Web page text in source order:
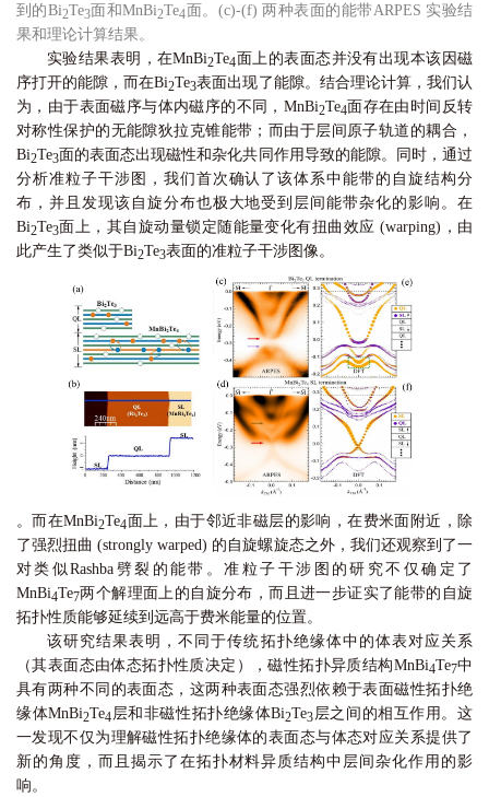
到的Bi2Te3面和MnBi2Te4面。(c)-(f) 两种表面的能带ARPES 实验结
果和理论计算结果。
实验结果表明，在MnBi2Te4面上的表面态并没有出现本该因磁
序打开的能隙，而在Bi2Te3表面出现了能隙。结合理论计算，我们认
为，由于表面磁序与体内磁序的不同，MnBi2Te4面存在由时间反转
对称性保护的无能隙狄拉克锥能带；而由于层间原子轨道的耦合，
Bi2Te3面的表面态出现磁性和杂化共同作用导致的能隙。同时，通过
分析准粒子干涉图，我们首次确认了该体系中能带的自旋结构分
布，并且发现该自旋分布也极大地受到层间能带杂化的影响。在
Bi2Te3面上，其自旋动量锁定随能量变化有扭曲效应 (warping)，由
此产生了类似于Bi2Te3表面的准粒子干涉图像。
。而在MnBi2Te4面上，由于邻近非磁层的影响，在费米面附近，除
了强烈扭曲 (strongly warped) 的自旋螺旋态之外，我们还观察到了一
对类似Rashba劈裂的能带。准粒子干涉图的研究不仅确定了
MnBi4Te7两个解理面上的自旋分布，而且进一步证实了能带的自旋
拓扑性质能够延续到远高于费米能量的位置。
该研究结果表明，不同于传统拓扑绝缘体中的体表对应关系
（其表面态由体态拓扑性质决定），磁性拓扑异质结构MnBi4Te7中
具有两种不同的表面态，这两种表面态强烈依赖于表面磁性拓扑绝
缘体MnBi2Te4 层和非磁性拓扑绝缘体Bi2Te3 层之间的相互作用。这
一发现不仅为理解磁性拓扑绝缘体的表面态与体态对应关系提供了
新的角度，而且揭示了在拓扑材料异质结构中层间杂化作用的影
响。